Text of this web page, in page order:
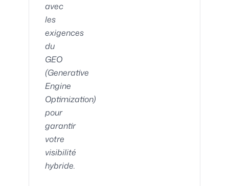
avec
les
exigences
du
GEO
(Generative
Engine
Optimization)
pour
garantir
votre
visibilité
hybride.